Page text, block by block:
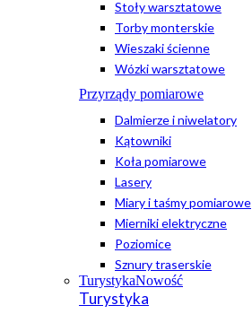
Stoły warsztatowe
Torby monterskie
Wieszaki ścienne
Wózki warsztatowe
Przyrządy pomiarowe
Dalmierze i niwelatory
Kątowniki
Koła pomiarowe
Lasery
Miary i taśmy pomiarowe
Mierniki elektryczne
Poziomice
Sznury traserskie
TurystykaNowość
Turystyka